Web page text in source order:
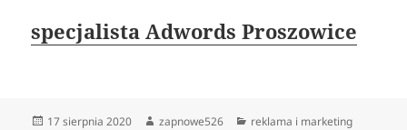
specjalista Adwords Proszowice
Data
17 sierpnia 2020 Autor
zapnowe526 Kategorie
reklama i marketing